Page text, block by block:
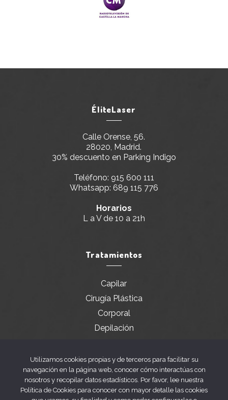
ÉliteLaser
Calle Orense, 56.
28020, Madrid.
30% descuento en Parking Indigo
Teléfono: 915 600 111
Whatsapp: 689 115 776
Horarios
L a V de 10 a 21h
Tratamientos
Capilar
Cirugía Plástica
Corporal
Depilación
Facial
Servicios especiales
Utilizamos cookies propias y de terceros para facilitar su
navegación en la página web, conocer cómo interactúas con
nosotros y recopilar datos estadísticos. Por favor, lee nuestra
Política de Cookies para conocer con mayor detalle las cookies